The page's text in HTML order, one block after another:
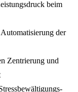
beim
der
Zentrierung und